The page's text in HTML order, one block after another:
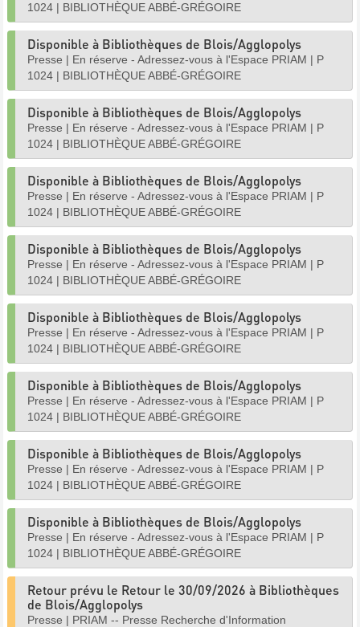
1024 | BIBLIOTHÈQUE ABBÉ-GRÉGOIRE
Disponible à Bibliothèques de Blois/Agglopolys
Presse | En réserve - Adressez-vous à l'Espace PRIAM | P
1024 | BIBLIOTHÈQUE ABBÉ-GRÉGOIRE
Disponible à Bibliothèques de Blois/Agglopolys
Presse | En réserve - Adressez-vous à l'Espace PRIAM | P
1024 | BIBLIOTHÈQUE ABBÉ-GRÉGOIRE
Disponible à Bibliothèques de Blois/Agglopolys
Presse | En réserve - Adressez-vous à l'Espace PRIAM | P
1024 | BIBLIOTHÈQUE ABBÉ-GRÉGOIRE
Disponible à Bibliothèques de Blois/Agglopolys
Presse | En réserve - Adressez-vous à l'Espace PRIAM | P
1024 | BIBLIOTHÈQUE ABBÉ-GRÉGOIRE
Disponible à Bibliothèques de Blois/Agglopolys
Presse | En réserve - Adressez-vous à l'Espace PRIAM | P
1024 | BIBLIOTHÈQUE ABBÉ-GRÉGOIRE
Disponible à Bibliothèques de Blois/Agglopolys
Presse | En réserve - Adressez-vous à l'Espace PRIAM | P
1024 | BIBLIOTHÈQUE ABBÉ-GRÉGOIRE
Disponible à Bibliothèques de Blois/Agglopolys
Presse | En réserve - Adressez-vous à l'Espace PRIAM | P
1024 | BIBLIOTHÈQUE ABBÉ-GRÉGOIRE
Disponible à Bibliothèques de Blois/Agglopolys
Presse | En réserve - Adressez-vous à l'Espace PRIAM | P
1024 | BIBLIOTHÈQUE ABBÉ-GRÉGOIRE
Retour prévu le Retour le 30/09/2026 à Bibliothèques
de Blois/Agglopolys
Presse | PRIAM -- Presse Recherche d'Information